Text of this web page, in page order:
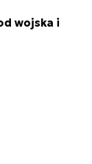
wojska i